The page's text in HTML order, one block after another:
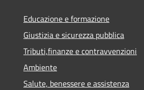
Educazione e formazione
Giustizia e sicurezza pubblica
Tributi,finanze e contravvenzioni
Ambiente
Salute, benessere e assistenza